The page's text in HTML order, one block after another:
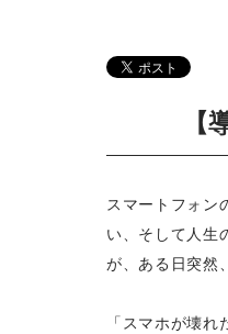
スマートフォン
い、そして人生
が、ある日突然
「スマホが壊